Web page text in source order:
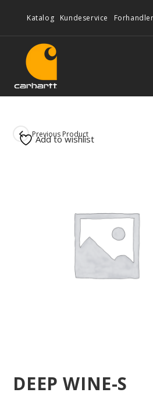
Katalog Kundeservice
Previous Product
DEEP WINE-S
Add to wishlist